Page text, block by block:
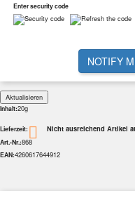
Enter security code
NOTIFY
Inhalt:20g
Lieferzeit:  Nicht ausreichend Artikel
Art.-Nr.:868
EAN:4260617644912